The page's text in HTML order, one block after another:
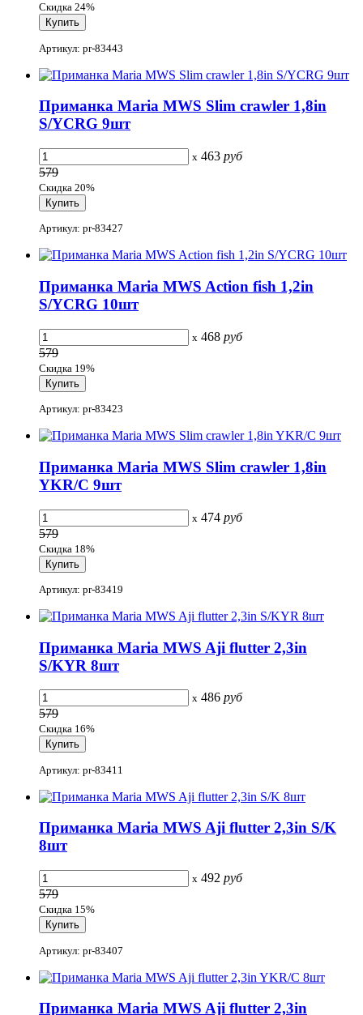
Скидка 24%
Артикул: pr-83443
Приманка Maria MWS Slim crawler 1,8in
S/YCRG 9шт
x 463 руб
579
Скидка 20%
Артикул: pr-83427
Приманка Maria MWS Action fish 1,2in
S/YCRG 10шт
x 468 руб
579
Скидка 19%
Артикул: pr-83423
Приманка Maria MWS Slim crawler 1,8in
YKR/C 9шт
x 474 руб
579
Скидка 18%
Артикул: pr-83419
Приманка Maria MWS Aji flutter 2,3in
S/KYR 8шт
x 486 руб
579
Скидка 16%
Артикул: pr-83411
Приманка Maria MWS Aji flutter 2,3in S/K
8шт
x 492 руб
579
Скидка 15%
Артикул: pr-83407
Приманка Maria MWS Aji flutter 2,3in